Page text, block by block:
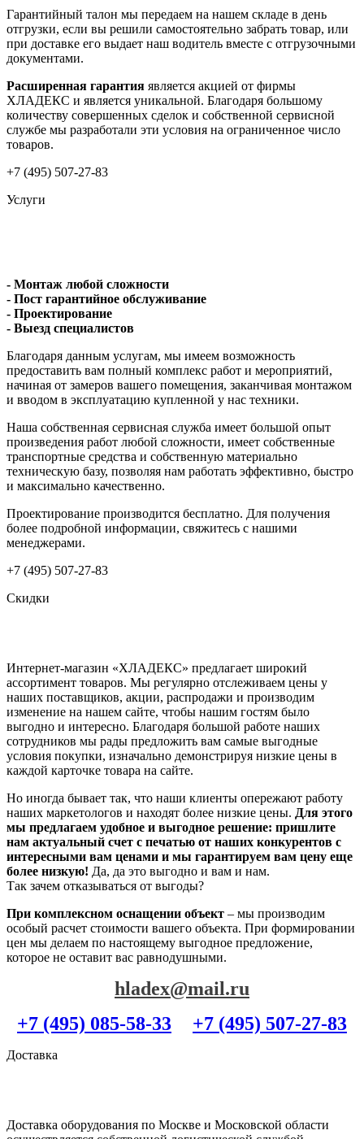
Гарантийный талон мы передаем на нашем складе в день
отгрузки, если вы решили самостоятельно забрать товар, или
при доставке его выдает наш водитель вместе с отгрузочными
документами.
Расширенная гарантия является акцией от фирмы
ХЛАДЕКС и является уникальной. Благодаря большому
количеству совершенных сделок и собственной сервисной
службе мы разработали эти условия на ограниченное число
товаров.
+7 (495) 507-27-83
Услуги
- Монтаж любой сложности
- Пост гарантийное обслуживание
- Проектирование
- Выезд специалистов
Благодаря данным услугам, мы имеем возможность
предоставить вам полный комплекс работ и мероприятий,
начиная от замеров вашего помещения, заканчивая монтажом
и вводом в эксплуатацию купленной у нас техники.
Наша собственная сервисная служба имеет большой опыт
произведения работ любой сложности, имеет собственные
транспортные средства и собственную материально
техническую базу, позволяя нам работать эффективно, быстро
и максимально качественно.
Проектирование производится бесплатно. Для получения
более подробной информации, свяжитесь с нашими
менеджерами.
+7 (495) 507-27-83
Скидки
Интернет-магазин «ХЛАДЕКС» предлагает широкий
ассортимент товаров. Мы регулярно отслеживаем цены у
наших поставщиков, акции, распродажи и производим
изменение на нашем сайте, чтобы нашим гостям было
выгодно и интересно. Благодаря большой работе наших
сотрудников мы рады предложить вам самые выгодные
условия покупки, изначально демонстрируя низкие цены в
каждой карточке товара на сайте.
Но иногда бывает так, что наши клиенты опережают работу
наших маркетологов и находят более низкие цены. Для этого
мы предлагаем удобное и выгодное решение: пришлите
нам актуальный счет с печатью от наших конкурентов с
интересными вам ценами и мы гарантируем вам цену еще
более низкую! Да, да это выгодно и вам и нам.
Так зачем отказываться от выгоды?
При комплексном оснащении объект – мы производим
особый расчет стоимости вашего объекта. При формировании
цен мы делаем по настоящему выгодное предложение,
которое не оставит вас равнодушными.
hladex@mail.ru
+7 (495) 085-58-33
+7 (495) 507-27-83
Доставка
Доставка оборудования по Москве и Московской области